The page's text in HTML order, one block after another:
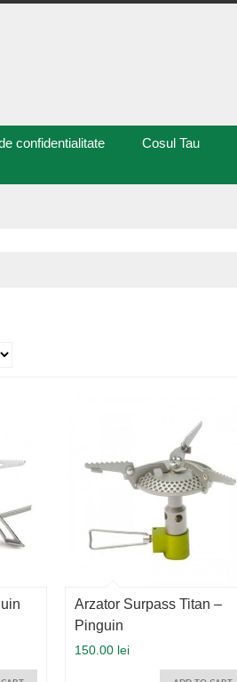
confidentialitate Cosul Tau
Arzator Surpass Titan –
Pinguin
150.00 lei